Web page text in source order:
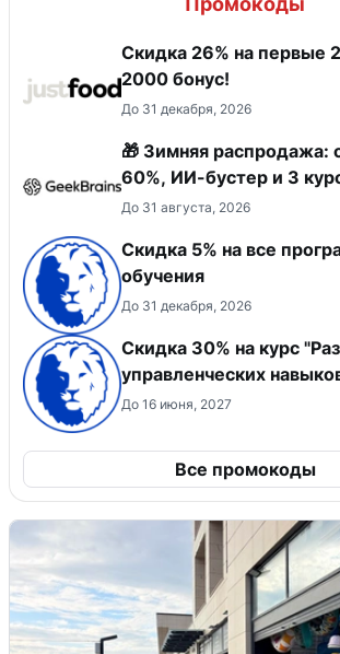
Скидка 26% на первые 2
2000 бонус!
До 31 декабря, 2026
🎁 Зимняя распродажа:
60%, ИИ-бустер и 3
До 31 августа, 2026
Скидка 5% на все
обучения
До 31 декабря, 2026
Скидка 30% на курс
управленческих
До 16 июня, 2027
Все промокоды